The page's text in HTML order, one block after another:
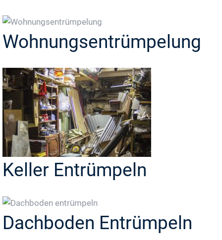
Wohnungsentrümpelung
Keller Entrümpeln
Dachboden Entrümpeln